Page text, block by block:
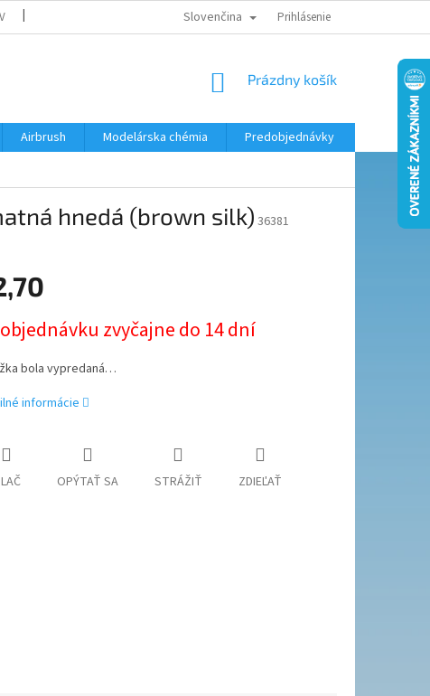
MODELÁRSKY KRÚŽOK
Slovenčina Prihlásenie
NÁKUPNÝ
Prázdny košík
Airbrush Modelárska chémia
Predobjednávky
hnedá (brown silk) 36381
zvyčajne do 14 dní
bola vypredaná…
informácie
OPÝTAŤ SA STRÁŽIŤ ZDIEĽAŤ